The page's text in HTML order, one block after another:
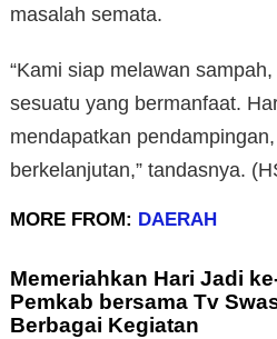
masalah semata.
“Kami siap melawan
sesuatu yang bermanfaat.
mendapatkan
berkelanjutan,” tandasnya.
MORE FROM: DAERAH
Memeriahkan Hari Jadi
Pemkab bersama Tv
Berbagai Kegiatan